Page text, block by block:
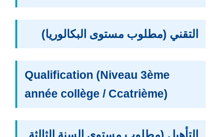
التقني (مطلوب مستوى البكالوريا)
Qualification (Niveau 3ème
année collège / Ccatrième)
التأهيل (مطلوب مستوى السنة الثالثة